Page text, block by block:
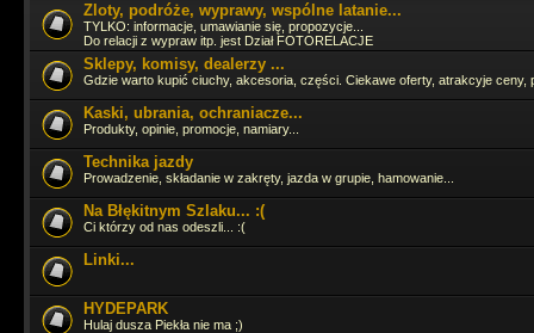
Cześć Panowie jak tam życie ? Ostatnia moja wizyta tu to 16.06.2024
Pojeździłbym już GruSXR
jakoś pitbike jest fajny, ale duże moto i
adrenalinki
hahah
Straszny ruch się tutaj zrobił
Zagląda, zagląda
Zloty, podróże, wyprawy, wspólne latanie...
TYLKO: informacje, umawianie się, propozycje...
Do relacji z wypraw itp. jest Dział FOTORELACJE
Sklepy, komisy, dealerzy ...
Gdzie warto kupić ciuchy, akcesoria, części. Ciekawe oferty, atrakcyje ceny,
Kaski, ubrania, ochraniacze...
Produkty, opinie, promocje, namiary...
Technika jazdy
Prowadzenie, składanie w zakręty, jazda w grupie, hamowanie...
Na Błękitnym Szlaku... :(
Ci którzy od nas odeszli... :(
Linki...
HYDEPARK
Hulaj dusza Piekła nie ma ;)